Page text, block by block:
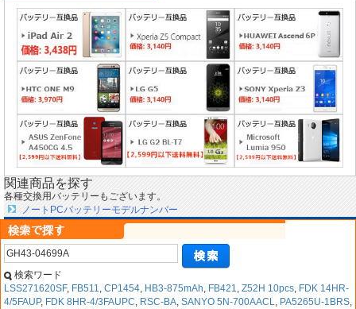
関連商品を探す
各種交換用バッテリーもございます。
ノートPCバッテリーモデルナンバー
検索ワード
LSS271620SF, FB511, CP1454, HB3-875mAh, FB421, Z52H 10pcs, FDK 14HR-
4/5FAUP, FDK 8HR-4/3FAUPC, RSC-BA, SANYO 5N-700AACL, PA5265U-1BRS,